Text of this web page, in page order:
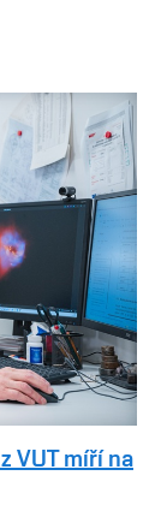
VUT míří na